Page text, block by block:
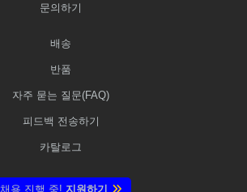
문의하기
배송
반품
자주 묻는 질문(FAQ)
피드백 전송하기
카탈로그
채용 진행 중! 지원하기